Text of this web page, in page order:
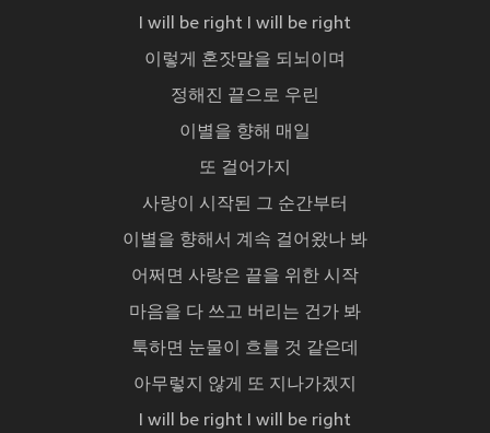
I will be right I will be right
이렇게 혼잣말을 되뇌이며
정해진 끝으로 우린
이별을 향해 매일
또 걸어가지
사랑이 시작된 그 순간부터
이별을 향해서 계속 걸어왔나 봐
어쩌면 사랑은 끝을 위한 시작
마음을 다 쓰고 버리는 건가 봐
툭하면 눈물이 흐를 것 같은데
아무렇지 않게 또 지나가겠지
I will be right I will be right